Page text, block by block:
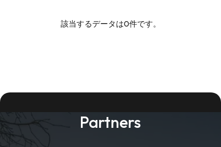
該当するデータは0件です。
Partners